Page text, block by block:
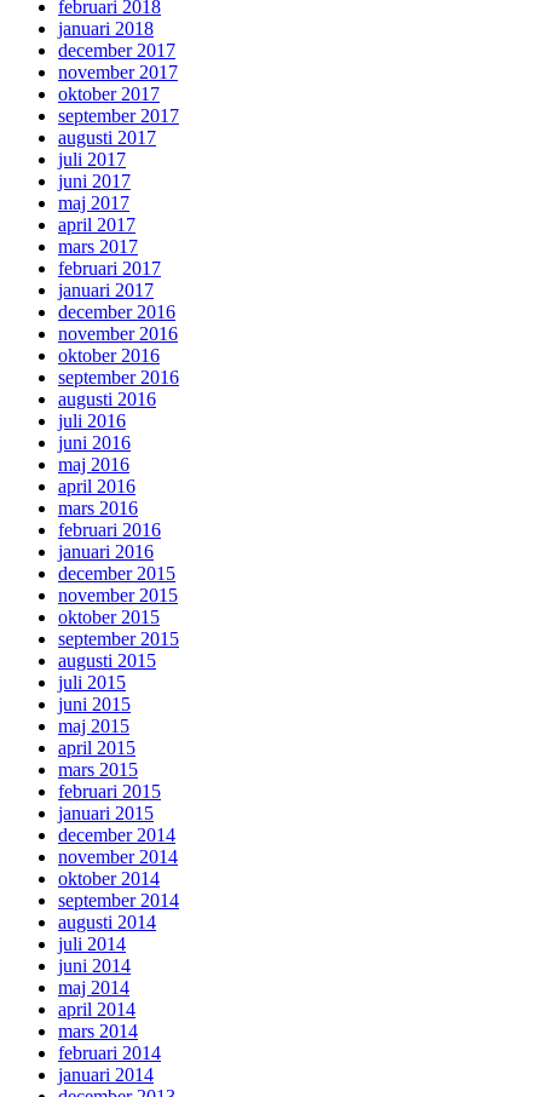
februari 2018
januari 2018
december 2017
november 2017
oktober 2017
september 2017
augusti 2017
juli 2017
juni 2017
maj 2017
april 2017
mars 2017
februari 2017
januari 2017
december 2016
november 2016
oktober 2016
september 2016
augusti 2016
juli 2016
juni 2016
maj 2016
april 2016
mars 2016
februari 2016
januari 2016
december 2015
november 2015
oktober 2015
september 2015
augusti 2015
juli 2015
juni 2015
maj 2015
april 2015
mars 2015
februari 2015
januari 2015
december 2014
november 2014
oktober 2014
september 2014
augusti 2014
juli 2014
juni 2014
maj 2014
april 2014
mars 2014
februari 2014
januari 2014